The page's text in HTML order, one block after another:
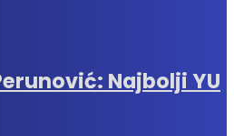
Najbolji YU